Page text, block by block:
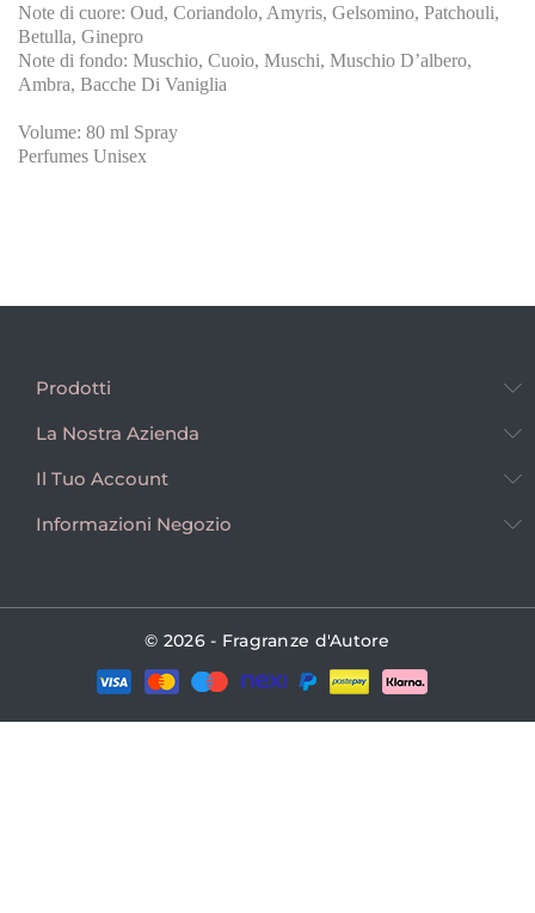
Note di cuore: Oud, Coriandolo, Amyris, Gelsomino, Patchouli,
Betulla, Ginepro
Note di fondo: Muschio, Cuoio, Muschi, Muschio D’albero,
Ambra, Bacche Di Vaniglia
Volume: 80 ml Spray
Perfumes Unisex
Prodotti
La Nostra Azienda
Il Tuo Account
Informazioni Negozio
© 2026 - Fragranze d'Autore